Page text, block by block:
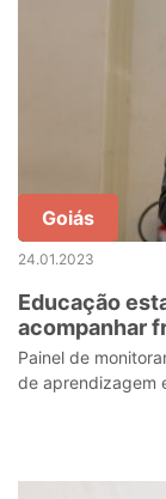
Goiás
24.01.2023
Educação
acompanhar
estudantes
Painel de
de aprendizagem